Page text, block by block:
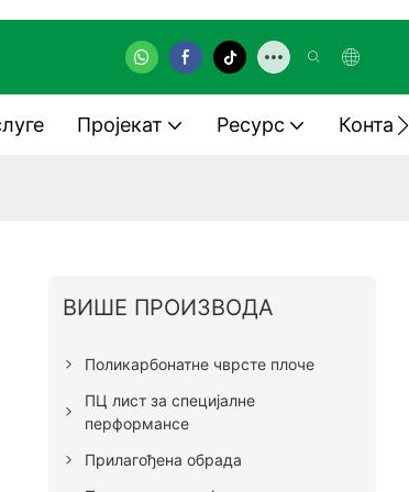
Пројекат Ресурс
ВИШЕ ПРОИЗВОДА
Поликарбонатне чврсте плоче
ПЦ лист за специјалне
перформансе
Прилагођена обрада